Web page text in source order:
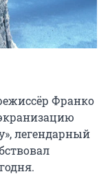
Франко
легендарный